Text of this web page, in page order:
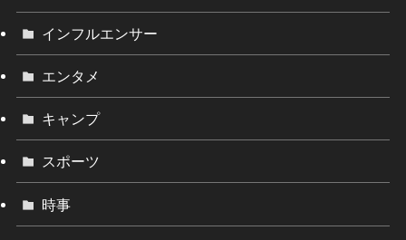
インフルエンサー
エンタメ
キャンプ
スポーツ
時事